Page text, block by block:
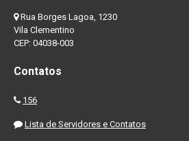
Rua Borges Lagoa, 1230
Vila Clementino
CEP: 04038-003
Contatos
156
Lista de Servidores e Contatos